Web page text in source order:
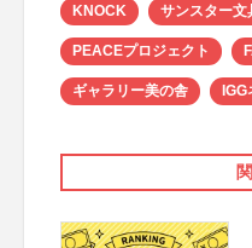
KNOCK サンスター文
PEACEプロジェクト
ギャラリー美の舎 IGG